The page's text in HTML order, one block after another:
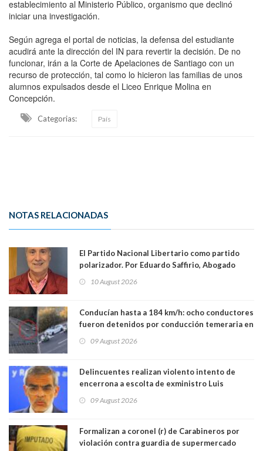
establecimiento al Ministerio Público, organismo que declinó
iniciar una investigación.
Según agrega el portal de noticias, la defensa del estudiante
acudirá ante la dirección del IN para revertir la decisión. De no
funcionar, irán a la Corte de Apelaciones de Santiago con un
recurso de protección, tal como lo hicieron las familias de unos
alumnos expulsados desde el Liceo Enrique Molina en
Concepción.
Categorias: País
NOTAS RELACIONADAS
El Partido Nacional Libertario como partido
polarizador. Por Eduardo Saffirio, Abogado
10 August 2026
Conducían hasta a 184 km/h: ocho conductores
fueron detenidos por conducción temeraria en
09 August 2026
Delincuentes realizan violento intento de
encerrona a escolta de exministro Luis
Lo Espejo
09 August 2026
Formalizan a coronel (r) de Carabineros por
violación contra guardia de supermercado